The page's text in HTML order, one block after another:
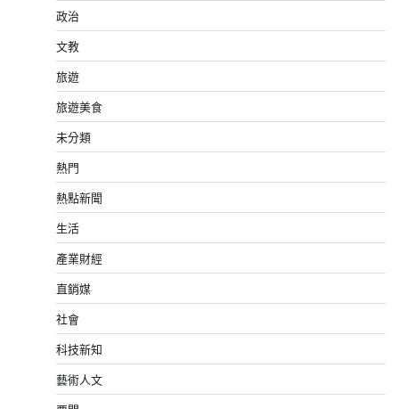
政治
文教
旅遊
旅遊美食
未分類
熱門
熱點新聞
生活
產業財經
直銷媒
社會
科技新知
藝術人文